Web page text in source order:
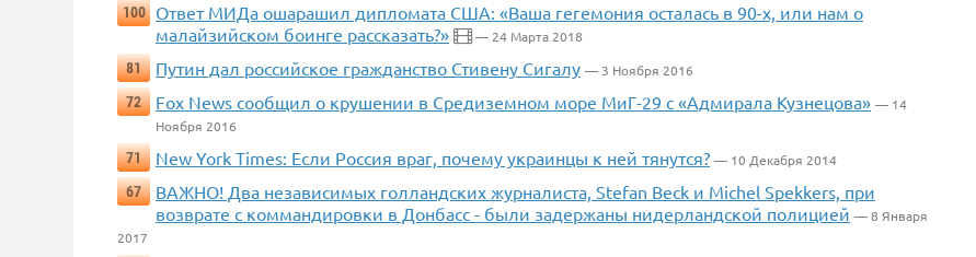
100
Ответ МИДа ошарашил дипломата США: «Ваша гегемония осталась в 90-х, или нам о
малайзийском боинге рассказать?»
— 24 Марта 2018
81
Путин дал российское гражданство Стивену Сигалу — 3 Ноября 2016
72
Fox News сообщил о крушении в Средиземном море МиГ-29 с «Адмирала Кузнецова» — 14
Ноября 2016
71
New York Times: Если Россия враг, почему украинцы к ней тянутся? — 10 Декабря 2014
67
ВАЖНО! Два независимых голландских журналиста, Stefan Beck и Michel Spekkers, при
возврате с коммандировки в Донбасс - были задержаны нидерландской полицией — 8 Января
2017